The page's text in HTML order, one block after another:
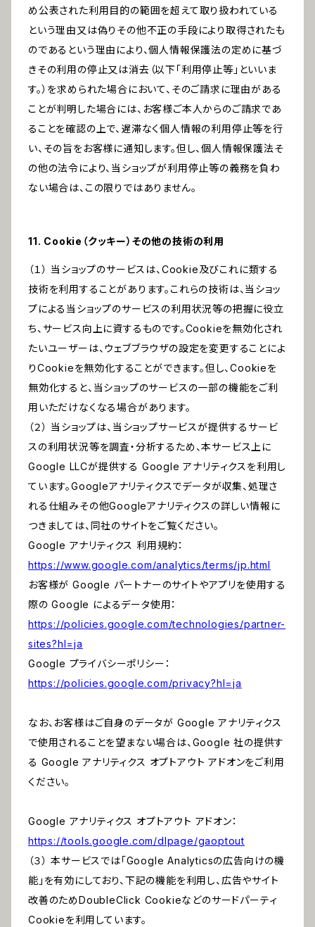
め公表された利用目的の範囲を超えて取り扱われている
という理由又は偽りその他不正の手段により取得されたも
のであるという理由により、個人情報保護法の定めに基づ
きその利用の停止又は消去（以下「利用停止等」といいま
す。）を求められた場合において、そのご請求に理由がある
ことが判明した場合には、お客様ご本人からのご請求であ
ることを確認の上で、遅滞なく個人情報の利用停止等を行
い、その旨をお客様に通知します。但し、個人情報保護法そ
の他の法令により、当ショップが利用停止等の義務を負わ
ない場合は、この限りではありません。
11. Cookie（クッキー）その他の技術の利用
（１） 当ショップのサービスは、Cookie及びこれに類する
技術を利用することがあります。これらの技術は、当ショッ
プによる当ショップのサービスの利用状況等の把握に役立
ち、サービス向上に資するものです。Cookieを無効化され
たいユーザーは、ウェブブラウザの設定を変更することによ
りCookieを無効化することができます。但し、Cookieを
無効化すると、当ショップのサービスの一部の機能をご利
用いただけなくなる場合があります。
（２） 当ショップは、当ショップサービスが提供するサービ
スの利用状況等を調査・分析するため、本サービス上に
Google LLCが提供する Google アナリティクスを利用し
ています。Googleアナリティクスでデータが収集、処理さ
れる仕組みその他Googleアナリティクスの詳しい情報に
つきましては、同社のサイトをご覧ください。
Google アナリティクス 利用規約：
https://www.google.com/analytics/terms/jp.html
お客様が Google パートナーのサイトやアプリを使用する
際の Google によるデータ使用：
https://policies.google.com/technologies/partner-
sites?hl=ja
Google プライバシーポリシー：
https://policies.google.com/privacy?hl=ja
なお、お客様はご自身のデータが Google アナリティクス
で使用されることを望まない場合は、Google 社の提供す
る Google アナリティクス オプトアウト アドオンをご利用
ください。
Google アナリティクス オプトアウト アドオン：
https://tools.google.com/dlpage/gaoptout
（３） 本サービスでは「Google Analyticsの広告向けの機
能」を有効にしており、下記の機能を利用し、広告やサイト
改善のためDoubleClick Cookieなどのサードパーティ
Cookieを利用しています。